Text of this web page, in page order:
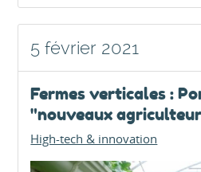
5 février 2021
Fermes verticales :
"nouveaux
High-tech & innovation